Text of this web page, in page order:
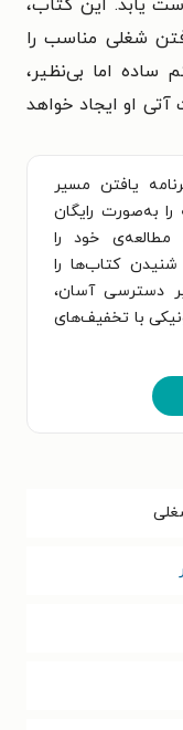
یابد. این کتاب،
شغلی مناسب را
ساده اما بی‌نظیر،
او ایجاد خواهد
یافتن مسیر
به‌صورت رایگان
مطالعه‌ی خود را
کتاب‌ها را
دسترسی آسان،
با تخفیف‌های